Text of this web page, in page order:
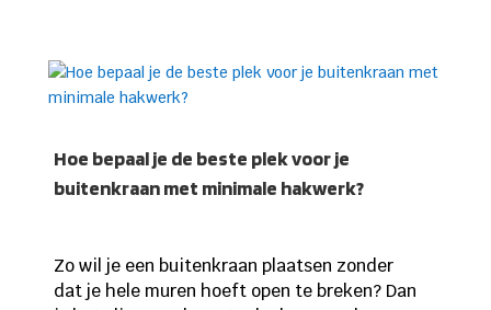
Hoe bepaal je de beste plek voor je
buitenkraan met minimale hakwerk?
Zo wil je een buitenkraan plaatsen zonder
dat je hele muren hoeft open te breken? Dan